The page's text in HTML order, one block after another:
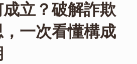
立？破解詐欺
一次看懂構成